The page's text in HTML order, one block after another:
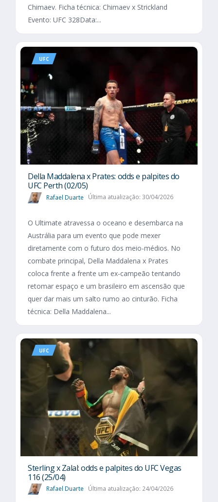
Chimaev. Ficha técnica: Chimaev x Strickland
Evento: UFC 328Data:...
UFC
Della Maddalena x Prates: odds e palpites do
UFC Perth (02/05)
Rafael Duarte Última atualização: 30/04/2026
O Ultimate atravessa o oceano e desembarca na
Austrália para um evento que pode mexer
diretamente com o futuro dos meio-médios. No
combate principal, Della Maddalena x Prates
coloca frente a frente um ex-campeão tentando
retomar espaço e um brasileiro em ascensão que
quer dar mais um salto rumo ao cinturão. Ficha
técnica: Della Maddalena...
UFC
Sterling x Zalal: odds e palpites do UFC Vegas
116 (25/04)
Rafael Duarte Última atualização: 24/04/2026